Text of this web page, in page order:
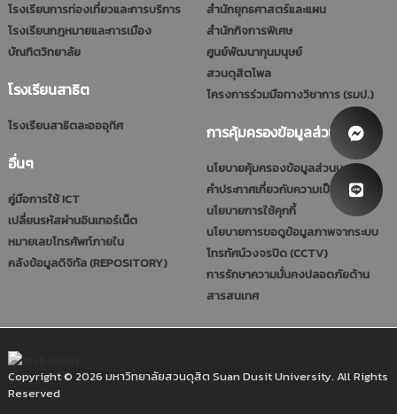
โรงเรียนการท่องเที่ยวและการบริการ
โรงเรียนกฎหมายและการเมือง
บัณฑิตวิทยาลัย
โรงเรียนสาธิต
โรงเรียนสาธิตละอออุทิศ
อื่นๆ
คู่มือการใช้ ICT
เปลี่ยนรหัสผ่านอินเทอร์เน็ต
หมายเลขโทรศัพท์ภายใน
คลังข้อมูลดิจิทัล (REPOSITORY)
สำนักยุทธศาสตร์และแผน
สำนักกิจการพิเศษ
ศูนย์พัฒนาทุนมนุษย์
สวนดุสิตโพล
โครงการร่วมมือทางวิชาการ (รมป.)
การคุ้มครองข้อมูลส่วนบุคคล
นโยบายคุ้มครองข้อมูลส่วนบุคคล
คำประกาศเกี่ยวกับความเป็นส่วนตัว
นโยบายการใช้คุกกี้
นโยบายการขอดูข้อมูลภาพจากระบบ
โทรทัศน์วงจรปิด (CCTV)
การรักษาความมั่นคงปลอดภัยด้าน
สารสนเทศ
Copyright © 2026 มหาวิทยาลัยสวนดุสิต Suan Dusit University. All Rights
Reserved